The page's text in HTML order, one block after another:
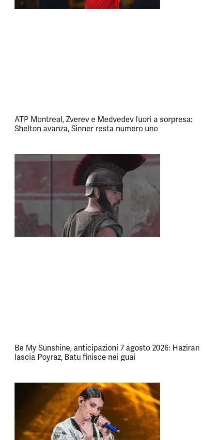
ATP Montreal, Zverev e Medvedev fuori a sorpresa:
Shelton avanza, Sinner resta numero uno
Be My Sunshine, anticipazioni 7 agosto 2026: Haziran
lascia Poyraz, Batu finisce nei guai